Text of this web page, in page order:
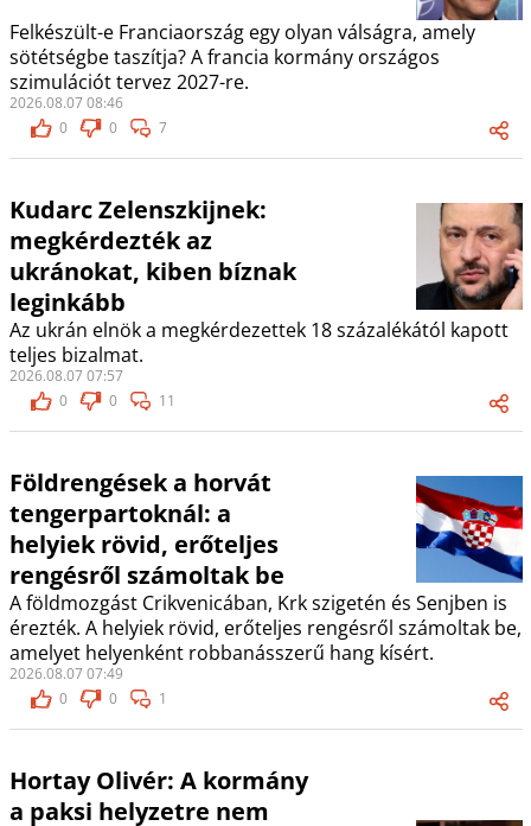
Felkészült-e Franciaország egy olyan válságra, amely
sötétségbe taszítja? A francia kormány országos
szimulációt tervez 2027-re.
2026.08.07 08:46
0
0 7
Kudarc Zelenszkijnek:
megkérdezték az
ukránokat, kiben bíznak
leginkább
Az ukrán elnök a megkérdezettek 18 százalékától kapott
teljes bizalmat.
2026.08.07 07:57
0
0 11
Földrengések a horvát
tengerpartoknál: a
helyiek rövid, erőteljes
rengésről számoltak be
A földmozgást Crikvenicában, Krk szigetén és Senjben is
érezték. A helyiek rövid, erőteljes rengésről számoltak be,
amelyet helyenként robbanásszerű hang kísért.
2026.08.07 07:49
0
0 1
Hortay Olivér: A kormány
a paksi helyzetre nem